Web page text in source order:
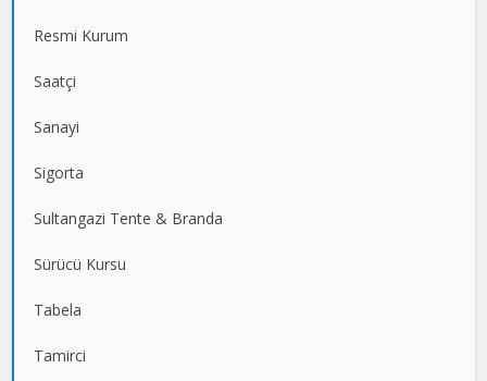
Resmi Kurum
Saatçi
Sanayi
Sigorta
Sultangazi Tente & Branda
Sürücü Kursu
Tabela
Tamirci